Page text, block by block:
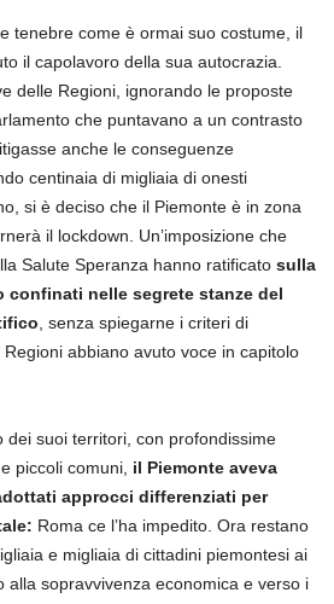
tenebre come è ormai suo costume, il
il capolavoro della sua autocrazia.
delle Regioni, ignorando le proposte
che puntavano a un contrasto
anche le conseguenze
centinaia di migliaia di onesti
si è deciso che il Piemonte è in zona
il lockdown. Un’imposizione che
Salute Speranza hanno ratificato sulla
confinati nelle segrete stanze del
, senza spiegarne i criteri di
abbiano avuto voce in capitolo
dei suoi territori, con profondissime
piccoli comuni, il Piemonte aveva
approcci differenziati per
Roma ce l’ha impedito. Ora restano
e migliaia di cittadini piemontesi ai
alla sopravvivenza economica e verso i